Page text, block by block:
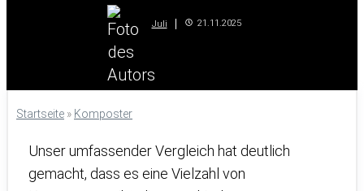
Juli 21.11.2025
Startseite » Komposter
Unser umfassender Vergleich hat deutlich
gemacht, dass es eine Vielzahl von